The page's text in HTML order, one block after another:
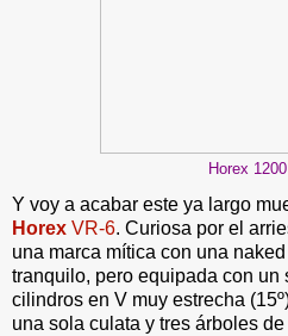
Horex 1200
Y voy a acabar este ya largo
Horex VR-6. Curiosa por el
una marca mítica con una
tranquilo, pero equipada con un
cilindros en V muy estrecha
una sola culata y tres árboles